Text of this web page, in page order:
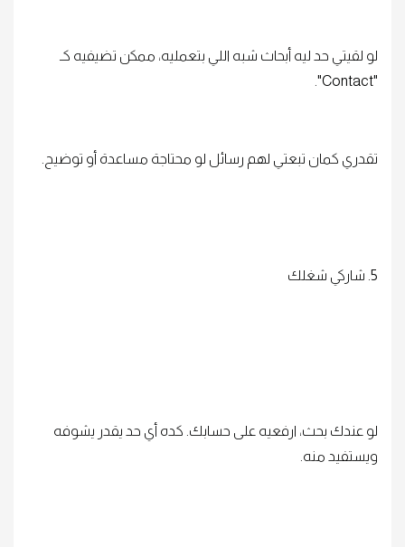
لو لقيتي حد ليه أبحاث شبه اللي بتعمليه، ممكن تضيفيه كـ
"Contact".
تقدري كمان تبعتي لهم رسائل لو محتاجة مساعدة أو توضيح.
5. شاركي شغلك
لو عندك بحث، ارفعيه على حسابك. كده أي حد يقدر يشوفه
ويستفيد منه.